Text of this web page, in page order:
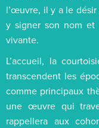
l’œuvre, il y a le
y signer son nom
vivante.
L’accueil, la
transcendent les
comme principaux
une œuvre qui
rappellera aux